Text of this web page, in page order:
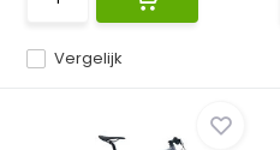
Vergelijk